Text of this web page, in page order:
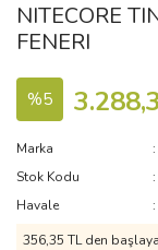
NITECORE
FENERI
%5
Marka
Stok Kodu
Havale
356,35 TL den